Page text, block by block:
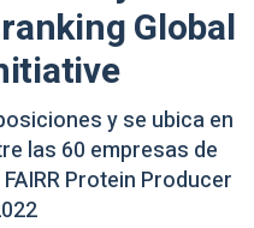
Global
y se ubica en
las 60 empresas de
Protein Producer